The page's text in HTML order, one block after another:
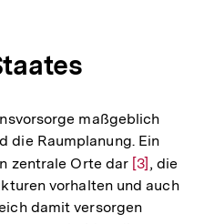
maßgeblich
die Raumplanung. Ein
zentrale Orte dar Zur
Auflösung
der
[3] , die
vorhalten und auch
damit versorgen